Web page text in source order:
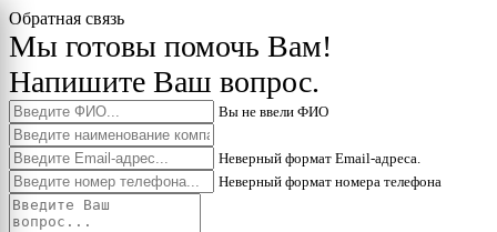
Обратная связь
Мы готовы помочь Вам!
Напишите Ваш вопрос.
Вы не ввели ФИО
Неверный формат Email-адреса.
Неверный формат номера телефона